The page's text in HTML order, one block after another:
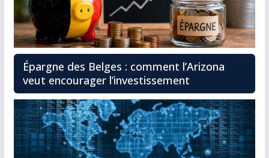
Épargne des Belges : comment l’Arizona
veut encourager l’investissement